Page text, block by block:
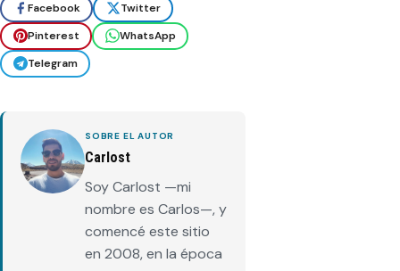
Facebook
Twitter
Pinterest
WhatsApp
Telegram
SOBRE EL AUTOR
Carlost
Soy Carlost —mi
nombre es Carlos—, y
comencé este sitio
en 2008, en la época